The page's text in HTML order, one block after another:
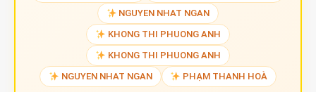
NGUYEN NHAT NGAN
KHONG THI PHUONG ANH
KHONG THI PHUONG ANH
NGUYEN NHAT NGAN
PHẠM THANH HOÀ